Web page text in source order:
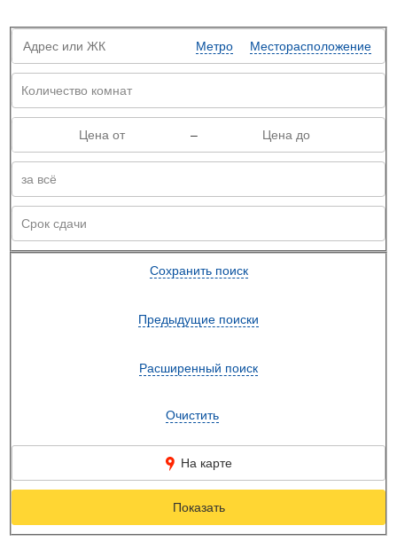
Метро Месторасположение
–
Сохранить поиск
Предыдущие поиски
Расширенный поиск
Очистить
На карте
Показать